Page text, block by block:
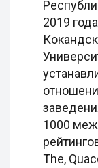
2019
1000
The,